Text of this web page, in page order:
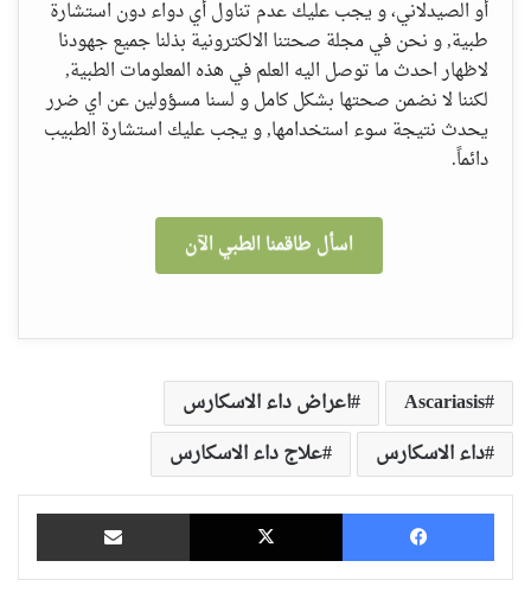
أو الصيدلاني، و يجب عليك عدم تناول أي دواء دون استشارة
طبية, و نحن في مجلة صحتنا الالكترونية بذلنا جميع جهودنا
لاظهار احدث ما توصل اليه العلم في هذه المعلومات الطبية,
لكننا لا نضمن صحتها بشكل كامل و لسنا مسؤولين عن اي ضرر
يحدث نتيجة سوء استخدامها, و يجب عليك استشارة الطبيب
دائماً.
اسأل طاقمنا الطبي الآن
Ascariasis
اعراض داء الاسكارس
داء الاسكارس
علاج داء الاسكارس
فيسبوك ‫X